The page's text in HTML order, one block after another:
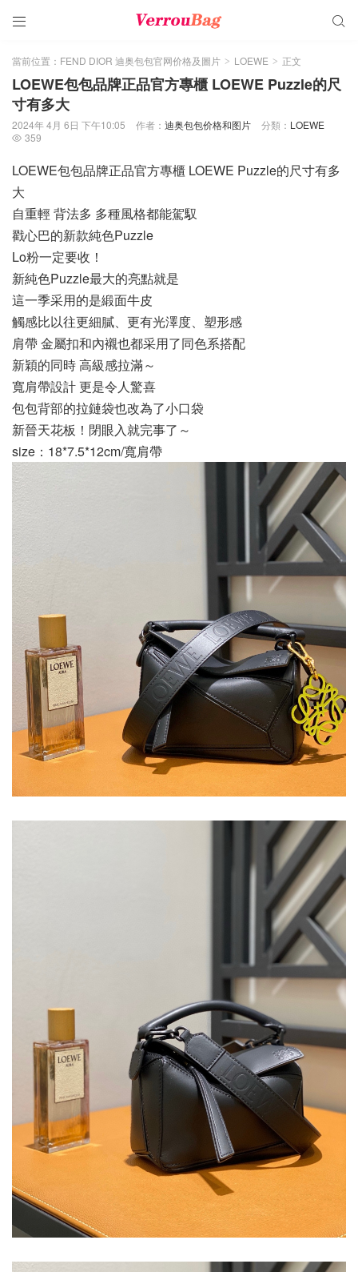
 
當前位置： FEND DIOR 迪奥包包官网价格及圖片 > LOEWE > 正文
LOEWE包包品牌正品官方專櫃 LOEWE Puzzle的尺
寸有多大
2024年 4月 6日 下午10:05 作者： 迪奥包包价格和图片 分類： LOEWE
 359
LOEWE包包品牌正品官方專櫃 LOEWE Puzzle的尺寸有多
大
自重輕 背法多 多種風格都能駕馭
戳心巴的新款純色Puzzle
Lo粉一定要收！
新純色Puzzle最大的亮點就是
這一季采用的是緞面牛皮
觸感比以往更細膩、更有光澤度、塑形感
肩帶 金屬扣和內襯也都采用了同色系搭配
新穎的同時 高級感拉滿～
寬肩帶設計 更是令人驚喜
包包背部的拉鏈袋也改為了小口袋
新晉天花板！閉眼入就完事了～
size：18*7.5*12cm/寬肩帶